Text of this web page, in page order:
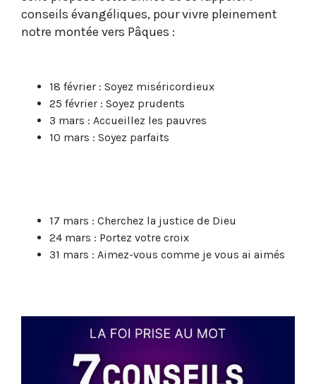
conseils évangéliques, pour vivre pleinement
notre montée vers Pâques :
18 février : Soyez miséricordieux
25 février : Soyez prudents
3 mars : Accueillez les pauvres
10 mars : Soyez parfaits
17 mars : Cherchez la justice de Dieu
24 mars : Portez votre croix
31 mars : Aimez-vous comme je vous ai aimés